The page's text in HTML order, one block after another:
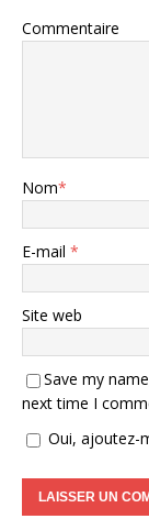
Commentaire
Nom*
E-mail *
Site web
Save my
next time I
Oui, ajoutez-